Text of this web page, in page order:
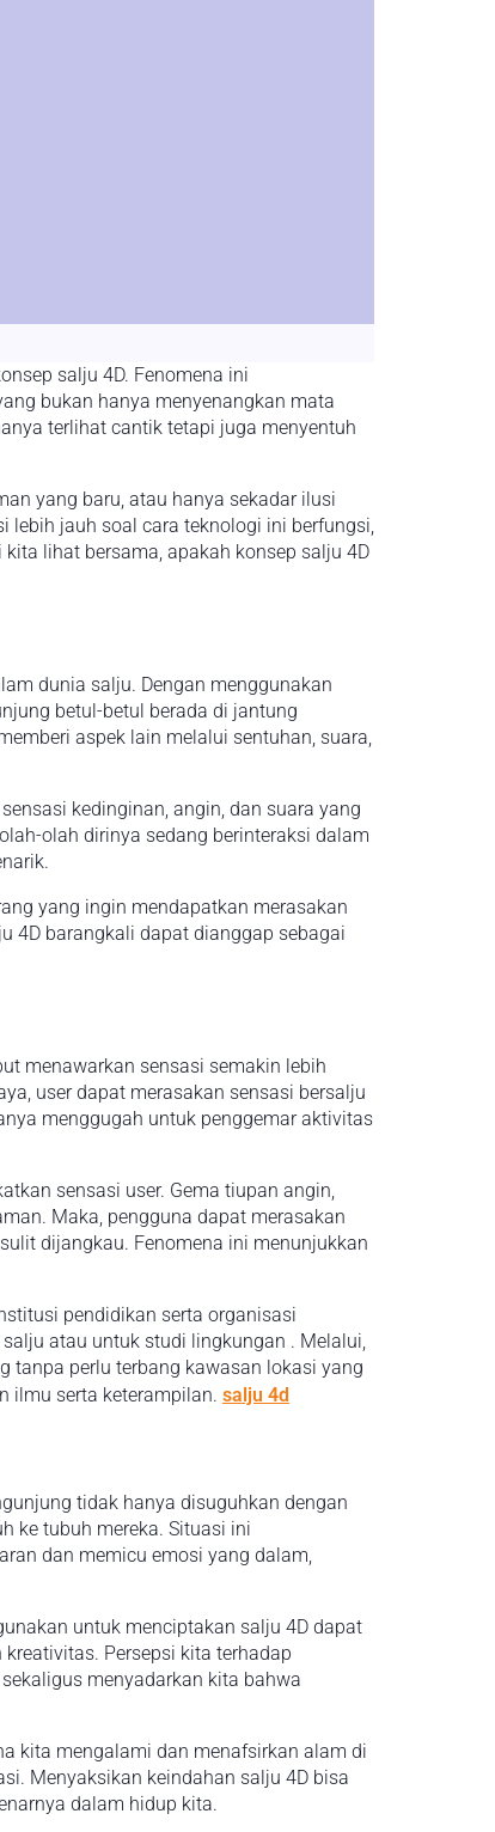
salju 4D. Fenomena ini
bukan hanya menyenangkan mata
terlihat cantik tetapi juga menyentuh
yang baru, atau hanya sekadar ilusi
lebih jauh soal cara teknologi ini berfungsi,
lihat bersama, apakah konsep salju 4D
dunia salju. Dengan menggunakan
betul-betul berada di jantung
aspek lain melalui sentuhan, suara,
kedinginan, angin, dan suara yang
olah dirinya sedang berinteraksi dalam
yang ingin mendapatkan merasakan
4D barangkali dapat dianggap sebagai
menawarkan sensasi semakin lebih
user dapat merasakan sensasi bersalju
menggugah untuk penggemar aktivitas
sensasi user. Gema tiupan angin,
Maka, pengguna dapat merasakan
dijangkau. Fenomena ini menunjukkan
pendidikan serta organisasi
atau untuk studi lingkungan . Melalui,
tanpa perlu terbang kawasan lokasi yang
ilmu serta keterampilan. salju 4d
tidak hanya disuguhkan dengan
ke tubuh mereka. Situasi ini
dan memicu emosi yang dalam,
untuk menciptakan salju 4D dapat
Persepsi kita terhadap
menyadarkan kita bahwa
kita mengalami dan menafsirkan alam di
Menyaksikan keindahan salju 4D bisa
dalam hidup kita.